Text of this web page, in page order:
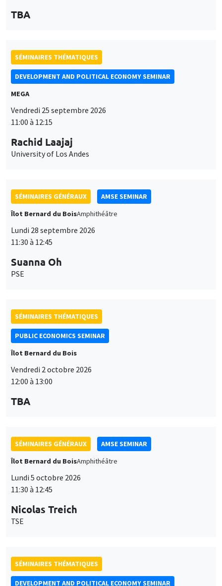
TBA
SÉMINAIRES THÉMATIQUES
DEVELOPMENT AND POLITICAL ECONOMY SEMINAR
MEGA
Vendredi 25 septembre 2026
11:00 à 12:15
Rachid Laajaj
University of Los Andes
SÉMINAIRES GÉNÉRAUX
AMSE SEMINAR
Îlot Bernard du BoisAmphithéâtre
Lundi 28 septembre 2026
11:30 à 12:45
Suanna Oh
PSE
SÉMINAIRES THÉMATIQUES
PUBLIC ECONOMICS SEMINAR
Îlot Bernard du Bois
Vendredi 2 octobre 2026
12:00 à 13:00
TBA
SÉMINAIRES GÉNÉRAUX
AMSE SEMINAR
Îlot Bernard du BoisAmphithéâtre
Lundi 5 octobre 2026
11:30 à 12:45
Nicolas Treich
TSE
SÉMINAIRES THÉMATIQUES
DEVELOPMENT AND POLITICAL ECONOMY SEMINAR